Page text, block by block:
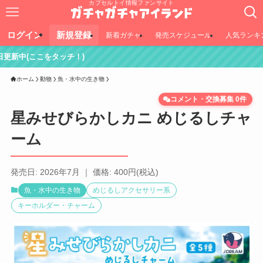
カプセルトイ情報ファンサイト
ログイン 新規登録 新着ガチャ 発売スケジュール 人気ランキ
チ！)
ホーム 動物 魚・水中の生き物
星みせびらかしカニ めじるしチャ
ーム
コメント・交換募集 0件
発売日: 2026年7月 ｜ 価格: 400円(税込)
魚・水中の生き物
めじるしアクセサリー系
キーホルダー・チャーム